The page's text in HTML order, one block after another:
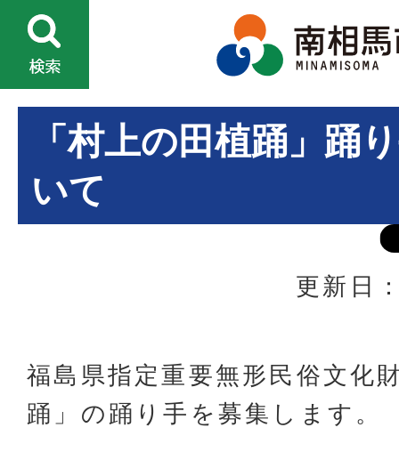
「村上の田植踊」踊
いて
更新日
福島県指定重要無形民俗文化
踊」の踊り手を募集します。